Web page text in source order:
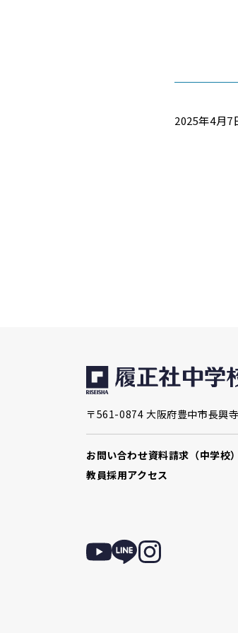
2025年4月7
〒561-0874 大阪府豊中市長興
お問い合わせ資料請求（中学校
教員採用アクセス